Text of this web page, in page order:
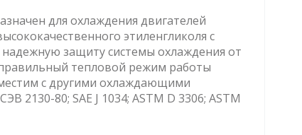
для охлаждения двигателей
этиленгликоля с
защиту системы охлаждения от
тепловой режим работы
с другими охлаждающими
2130-80; SAE J 1034; ASTM D 3306; ASTM